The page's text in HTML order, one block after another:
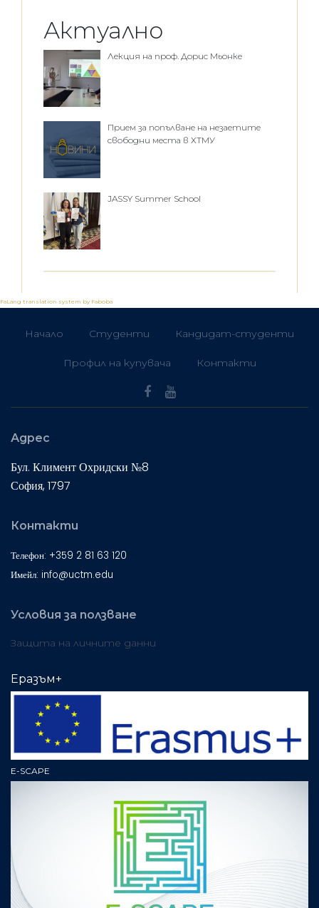
Актуално
Лекция на проф. Дорис Мьонке
Прием за попълване на незаетите
свободни места в ХТМУ
JASSY Summer School
FaLang translation system by Faboba
Начало Студенти Кандидат-студенти
Профил на купувача Контакти
Адрес
Бул. Климент Охридски №8
София, 1797
Контакти
Телефон: +359 2 81 63 120
Имейл: info@uctm.edu
Условия за ползване
Защита на личните данни
Еразъм+
E-SCAPE